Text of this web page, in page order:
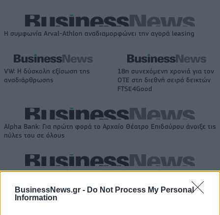
BusinessNews.gr - Do Not Process My Personal
Information
Η συμφωνία Arval-Athlon αναδιαμορφώνει την αγορά leasing
VW: Η δύσκολη εξίσωση της
αναδιάρθρωσης
18η συνεχόμενη χρονιά για τον
ΟΤΕ στη διεθνή σειρά δεικτών
FTSE4Good
Alpha Bank: Για πρώτη φορά το Αρχαίο Θέατρο Επιδαύρου άνοιξε τις
πύλες του σε όλους
ESG Report 2025: Πώς η ΑΒ Βασιλόπουλος μετατρέπει τη